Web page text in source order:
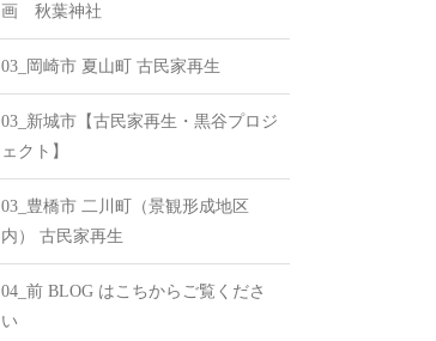
画 秋葉神社
03_岡崎市 夏山町 古民家再生
03_新城市【古民家再生・黒谷プロジ
ェクト】
03_豊橋市 二川町（景観形成地区
内） 古民家再生
04_前 BLOG はこちからご覧くださ
い